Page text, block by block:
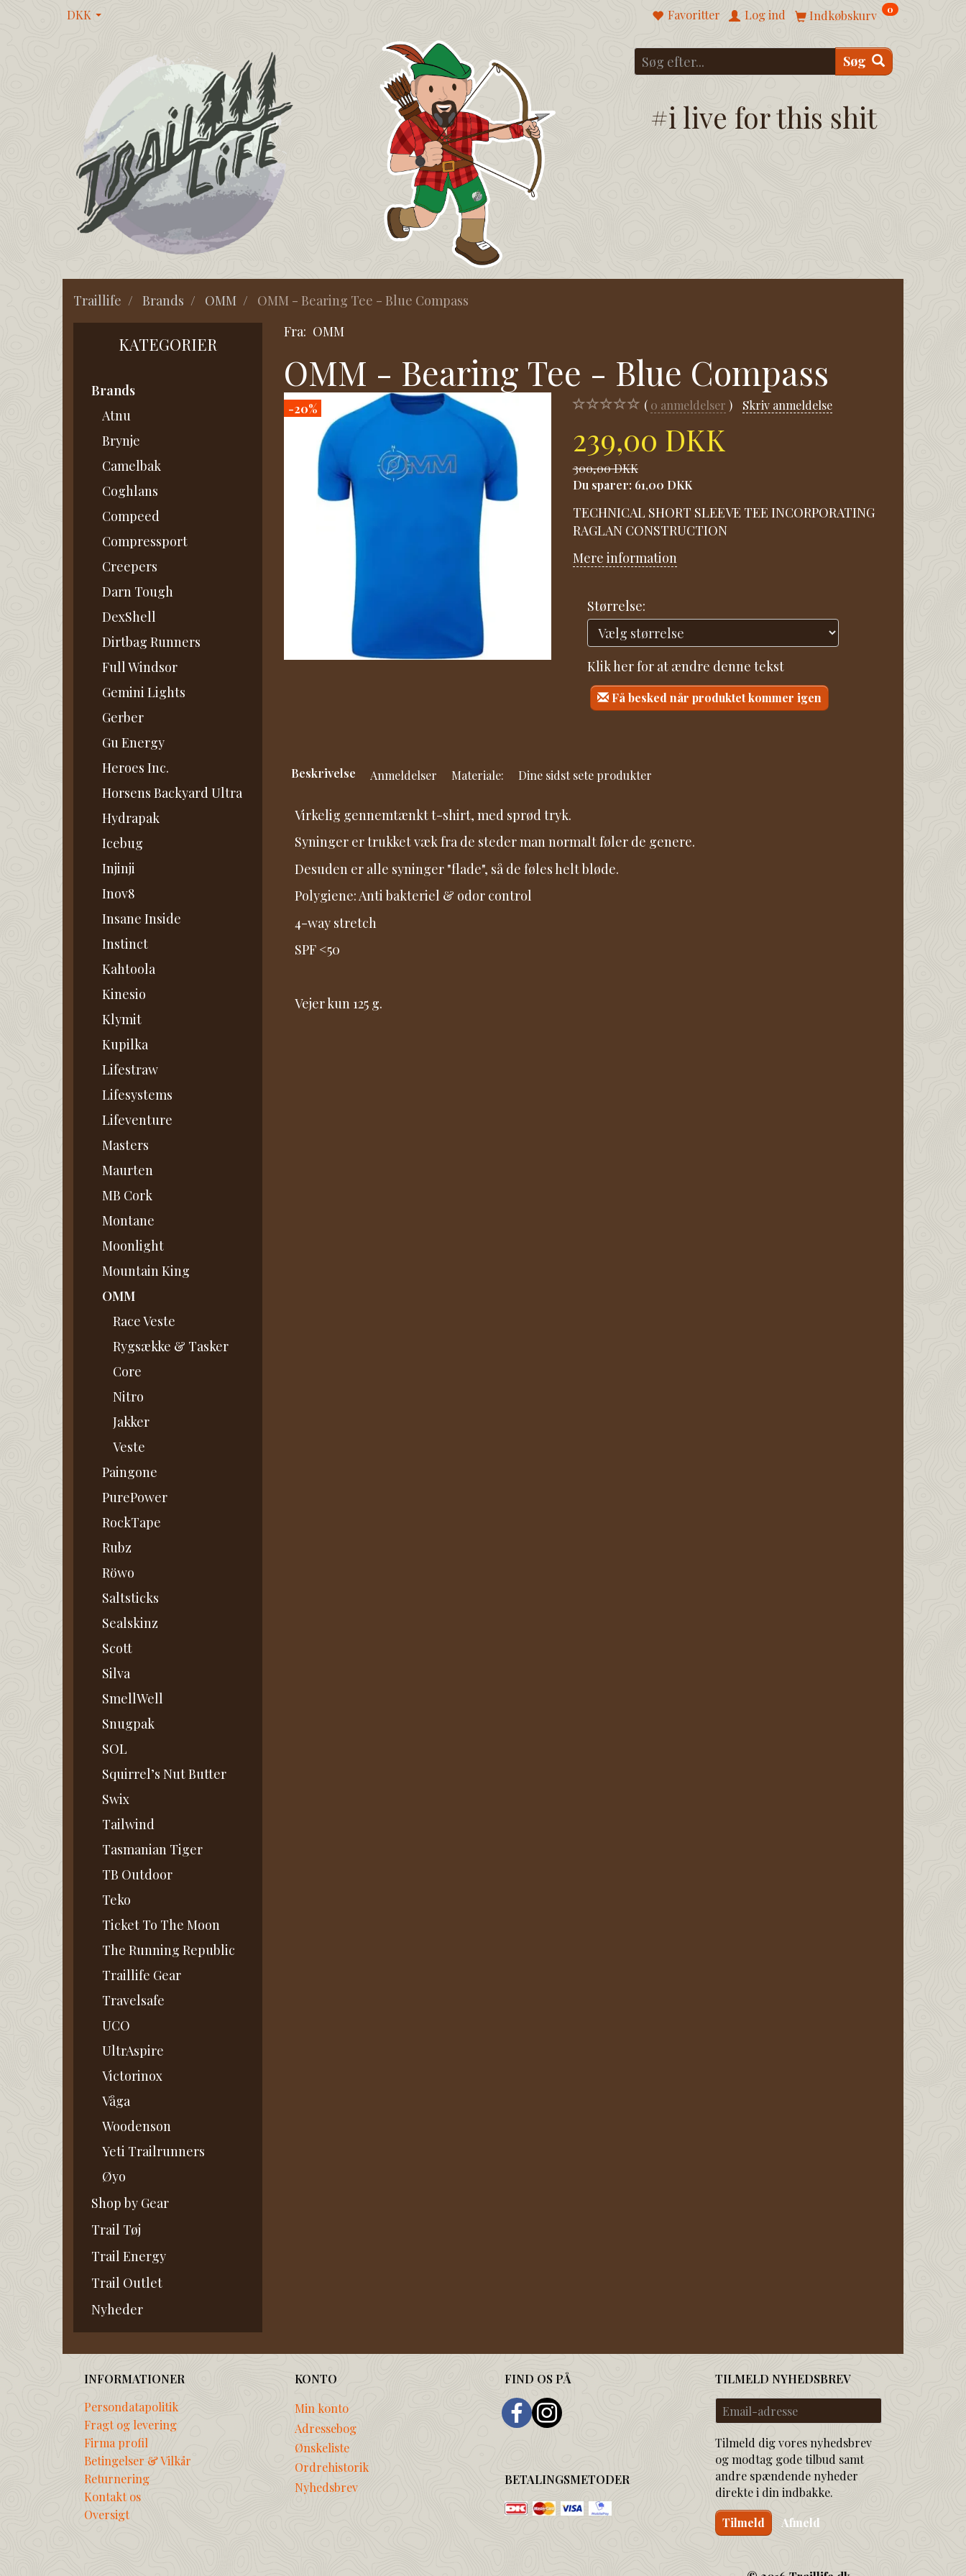
DKK Indkøbskurv 0
Favoritter Log ind
Søg
#i live for this shit
Traillife Brands OMM OMM - Bearing Tee - Blue Compass
KATEGORIER
Brands
Atnu
Brynje
Camelbak
Coghlans
Compeed
Compressport
Creepers
Darn Tough
DexShell
Dirtbag Runners
Full Windsor
Gemini Lights
Gerber
Gu Energy
Heroes Inc.
Horsens Backyard Ultra
Hydrapak
Icebug
Injinji
Inov8
Insane Inside
Instinct
Kahtoola
Kinesio
Klymit
Kupilka
Lifestraw
Lifesystems
Lifeventure
Masters
Maurten
MB Cork
Montane
Moonlight
Mountain King
OMM
Race Veste
Rygsække & Tasker
Core
Nitro
Jakker
Veste
Paingone
PurePower
RockTape
Rubz
Röwo
Saltsticks
Sealskinz
Scott
Silva
SmellWell
Snugpak
SOL
Squirrel’s Nut Butter
Swix
Tailwind
Tasmanian Tiger
TB Outdoor
Teko
Ticket To The Moon
The Running Republic
Traillife Gear
Travelsafe
UCO
UltrAspire
Victorinox
Våga
Woodenson
Yeti Trailrunners
Øyo
Shop by Gear
Trail Tøj
Trail Energy
Trail Outlet
Nyheder
Fra: OMM
OMM - Bearing Tee - Blue Compass
-20% 0 anmeldelser Skriv anmeldelse
239,00 DKK
300,00 DKK
Du sparer: 61,00 DKK
TECHNICAL SHORT SLEEVE TEE INCORPORATING
RAGLAN CONSTRUCTION
Mere information
Størrelse:
Klik her for at ændre denne tekst
Få besked når produktet kommer igen
Beskrivelse Anmeldelser Materiale: Dine sidst sete produkter
Virkelig gennemtænkt t-shirt, med sprød tryk.
Syninger er trukket væk fra de steder man normalt føler de genere.
Desuden er alle syninger "flade", så de føles helt bløde.
Polygiene: Anti bakteriel & odor control
4-way stretch
SPF <50
Vejer kun 125 g.
INFORMATIONER
Persondatapolitik
Fragt og levering
Firma profil
Betingelser & Vilkår
Returnering
Kontakt os
Oversigt
KONTO
Min konto
Adressebog
Ønskeliste
Ordrehistorik
Nyhedsbrev
FIND OS PÅ
BETALINGSMETODER
TILMELD NYHEDSBREV
Email-
adresse
Tilmeld dig vores nyhedsbrev
og modtag gode tilbud samt
andre spændende nyheder
direkte i din indbakke.
Tilmeld Afmeld